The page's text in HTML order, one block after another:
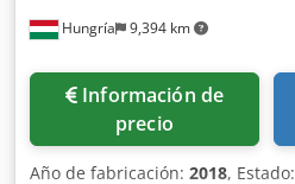
Hungría 9,394 km
Información de
precio
Año de fabricación: 2018, Estado: